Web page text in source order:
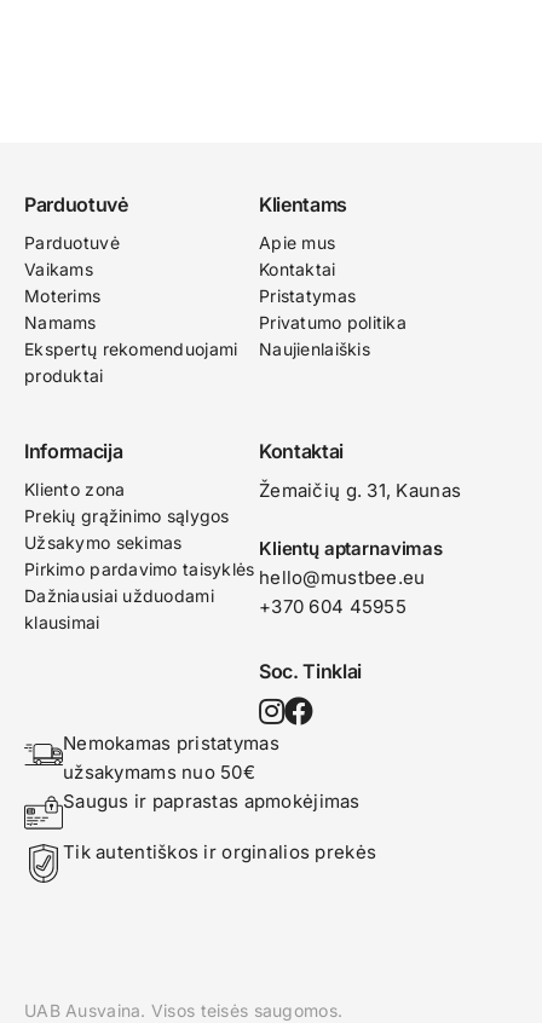
Parduotuvė
Parduotuvė
Vaikams
Moterims
Namams
Ekspertų rekomenduojami
produktai
Klientams
Apie mus
Kontaktai
Pristatymas
Privatumo politika
Naujienlaiškis
Informacija
Kliento zona
Prekių grąžinimo sąlygos
Užsakymo sekimas
Pirkimo pardavimo taisyklės
Dažniausiai užduodami
klausimai
Kontaktai
Žemaičių g. 31, Kaunas​
Klientų aptarnavimas
hello@mustbee.eu
+370 604 45955
Soc. Tinklai
Nemokamas pristatymas
užsakymams nuo 50€
Saugus ir paprastas apmokėjimas
Tik autentiškos ir orginalios prekės
UAB Ausvaina. Visos teisės saugomos.